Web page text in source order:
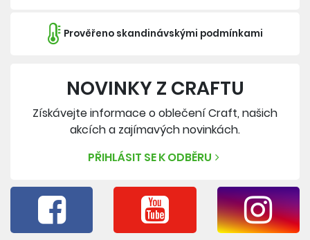
Prověřeno skandinávskými podmínkami
NOVINKY Z CRAFTU
Získávejte informace o oblečení Craft, našich
akcích a zajímavých novinkách.
PŘIHLÁSIT SE K ODBĚRU